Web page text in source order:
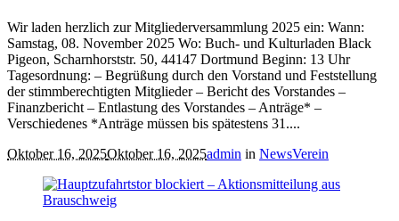
Wir laden herzlich zur Mitgliederversammlung 2025 ein: Wann:
Samstag, 08. November 2025 Wo: Buch- und Kulturladen Black
Pigeon, Scharnhorststr. 50, 44147 Dortmund Beginn: 13 Uhr
Tagesordnung: – Begrüßung durch den Vorstand und Feststellung
der stimmberechtigten Mitglieder – Bericht des Vorstandes –
Finanzbericht – Entlastung des Vorstandes – Anträge* –
Verschiedenes *Anträge müssen bis spätestens 31....
Oktober 16, 2025Oktober 16, 2025admin in NewsVerein